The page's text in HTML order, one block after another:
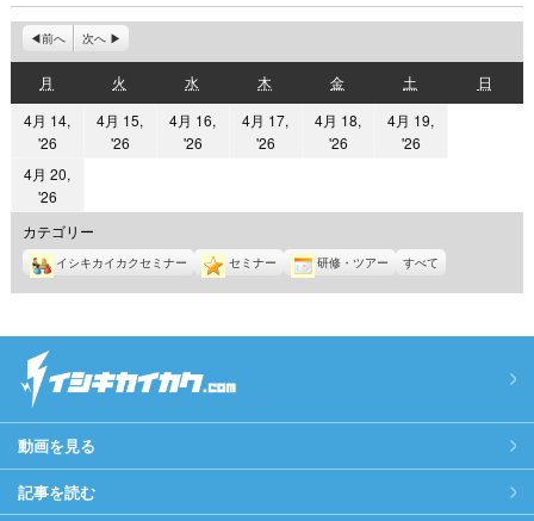
前へ 次へ
月
曜
日
火
曜
日
水
曜
日
木
曜
日
金金
曜
日
土
曜
日
日
曜
4月 14,
'262026
年
4
月
14
日
4月 15,
'262026
月
15
日
4月 16,
'262026
月
16
日
4月 17,
'262026
月
17
日
4月 18,
'262026
月
18
日
4月 19,
'262026
月
19
日
4月 20,
'262026
年
4
月
20
カテゴリー
イシキカイカクセミナー セミナー 研修・ツアー すべて
動画を見る
記事を読む